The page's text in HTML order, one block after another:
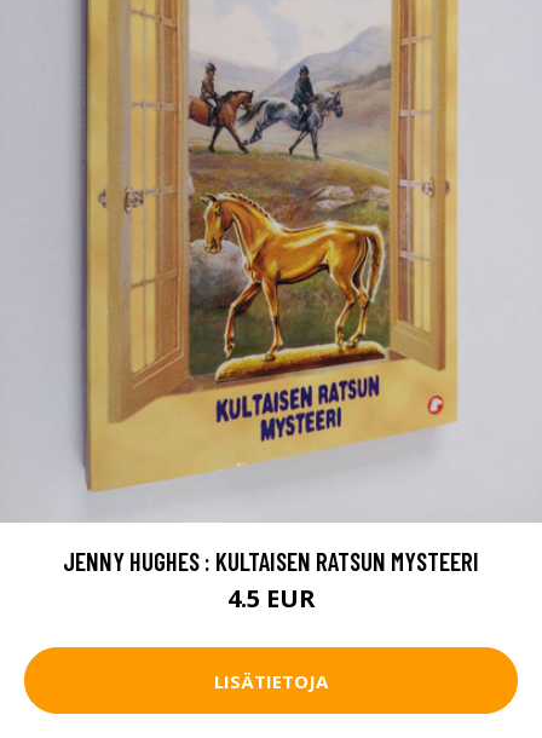
JENNY HUGHES : KULTAISEN RATSUN MYSTEERI
4.5 EUR
LISÄTIETOJA